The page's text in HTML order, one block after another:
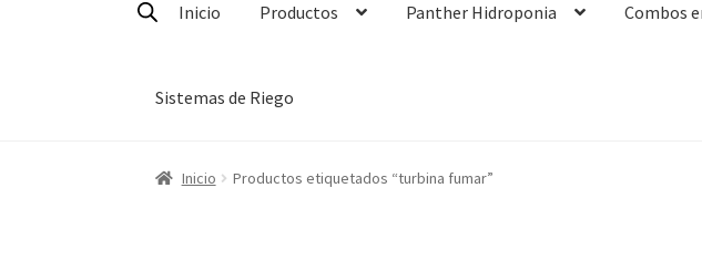
Inicio Productos Panther Hidroponia Combos
Sistemas de Riego
Inicio Productos etiquetados “turbina fumar”